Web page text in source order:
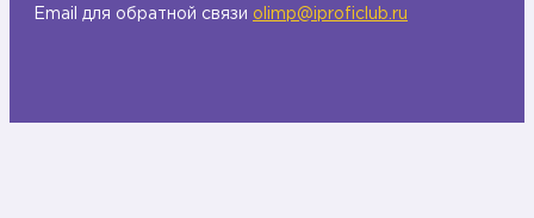
Email для обратной связи olimp@iproficlub.ru